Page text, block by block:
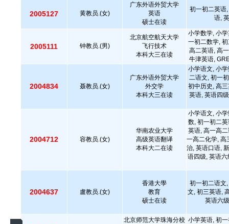
2005127 黄教员.(女)
广东外语外贸大学
英语
硕士在读
初一初二英语
语,
2005111 钟教员.(男)
北京航空航天大学
飞行技术
本科大三在读
小学数学, 小
一初二数学,
高二英语, 高
牛津英语,
2004834 聂教员.(女)
广东外语外贸大学
外交学
本科大三在读
小学语文, 小
二语文, 初一
初中历史, 高
英语, 英语四
2004712 容教员.(女)
华南农业大学
高级英语翻译
本科大二在读
小学语文, 小
数, 初一初二
英语, 高一高
一高二化学, 高
治, 英语口语,
语四级, 英语
2004637 盧教员.(女)
香港大學
教育
硕士在读
初一初二语文
文, 初三英语,
英语六
北京师范大学珠海分校 小学英语, 初